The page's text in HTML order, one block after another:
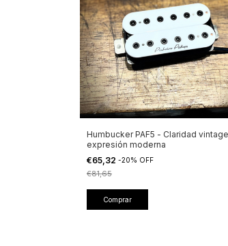
Humbucker PAF5 - Claridad
expresión moderna
€65,32 -20% OFF
€81,65
Comprar